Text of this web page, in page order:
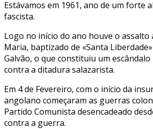
Estávamos em 1961, ano de um forte
fascista.
Logo no início do ano houve o assalto
Maria, baptizado de «Santa
Galvão, o que constituiu um
contra a ditadura salazarista.
Em 4 de Fevereiro, com o início da
angolano começaram as guerras
Partido Comunista desencadeado
contra a guerra.